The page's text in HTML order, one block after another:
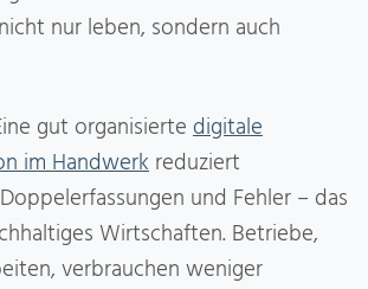
nur leben, sondern auch
gut organisierte digitale
im Handwerk reduziert
und Fehler – das
Wirtschaften. Betriebe,
verbrauchen weniger